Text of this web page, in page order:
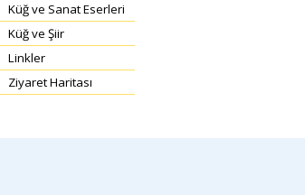
Küğ ve Sanat Eserleri
Küğ ve Şiir
Linkler
Ziyaret Haritası